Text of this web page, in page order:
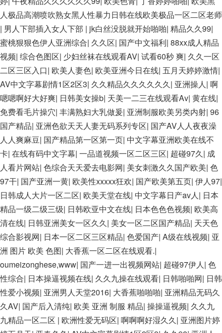
三州 欧美亚洲日韩不卡在线在线观看 亚洲色情小说电影综合区
99精品黄片 无码欧美毛片一区二区三 91超级国产视频 中文字幕
日韩有码天堂 婷婷五月天亚洲激情 国产迷奸清纯美女老师
www.99.com黄色片 欧美黄片精品一区二区三区 国产三级片久
久精品 亚洲依人大香蕉在线 国产欧美日韩成人三级 熟女精品视
频在线91Tv 婷婷七七久久激情五月天四色播 超碰caoporn91精
品 国产婷婷五月天缴情 中文字幕亚洲综合久久 亚洲成人中文有
码在线 啪啪啪欧美一区二区 国产乱伦日韩免费欧美 97激情人妻
小说 大香蕉日韩区欧美区 91亚洲国产成人久久蜜臀 欧美一级不
卡中文字幕 久久久久久久久久性生活电影 精品久久国产亚洲av
麻豆 五月天婷婷欧美成人 国产一区二区欧美情色 国产精品喷水
啪啪啪 成人av黄色大片 91国产精品原创人妻 国产精品夜色一区
二区三区 欧美午夜激情视频网 91在线视频综合精品 欧美日韩国
产精品一级 欧美系列黄片 亚洲色图三区视频 欧美一级网网 国产
黄色观看 91爽人人爽人人插人人爽 欧美日韩性爱视频网 日韩经
典AV在线观看 98久久精品骚逼一区二区三区 在线亚洲av图片
无码日韩逼紧 亚洲精品欧美二区三区中文字幕 蜜臀AV在线播放
一区二区三区 91新人国产在线播放 91艹久久久久久久久久久久
久久久久 久久三级视屏 日本天堂a在线 在线免费观看a黄片 人
妻熟人中文字幕一区二区 日韩熟妇91aBb 久久精品久久精品 欧
美91精品国产自产在线 日本黄色一区二区三区电影 丝袜人妻一
区二区三区网站 av中文一级字幕 亚洲成人小说综合网 欧美日韩
91在线 麻豆久久久91 夜夜操天天操人人操 国产91色图区 国产
性天天综合网 91孕妇一区二区三区精品 我要看亚洲黄色 一区不
人极品高潮喷吹熟女黑人性暴力日韩在线欧美极品一区二区老师
| 男人下部插入女人下部 | jk白丝没脱就开始啪啪| 精品久久99|
蜜桃狠狠色伊人亚洲综合| 久久区| 国产中文福利| 88xx成人精品
视频| 综合色图区| 少妇丝袜在线观看AV| 试看60秒 爽| 久久一区
二区三区入口| 欧美人妻色| 欧美亚洲今日在线| 五月天婷婷激情|
AV中文字幕剧情1区2区3| 久久精品久久久久久久| 亚洲操人| 啊
嗯嗯啊好大好爽| 日韩美女操b| 天美一二三在线观看Av| 黄在线|
免费看毛片操穴| 丰满熟妇大乳做爰| 亚洲制服欧美另类内射| 96
国产精品| 亚洲色欲天天人妻无码系列专区| 国产AV人人夜夜澡
人人爽麻豆| 国产精品第一区第一页| 中文字幕亚洲欧美在线不
卡| 在线有码中文字幕| 一品道视频一区二区三区| 超碰97久| 成
人看片网站| 色综合天天爱去电影网| 美女刺激久久国产欧美| 色
97干| 国产亚洲一黄| 欧美性xxxxx狂欢| 国产欧美第五页| 伊人97|
日韩成人大片一区二区| 欧美天堂在线| 中文字幕日产av人| 日本
精品一级二级三级| 日韩欧亚中文在线| 日本色色色视频| 欧美高
清在线| 日韩亚洲美女一区久久| 美女一区二区国产精品| 天天色
综合影视网| 日本一区二区三区精品| 色爱国产| A级在线视频| 亚
洲 图片 欧美 色图| 大香蕉一区二区在线观看.|
oumeizonghese,www| 国产一进一出视频网站| 超碰97伊人| 色
性综合| 日本操逼视频在线| 久久九操在线观看| 日韩啪啪网| 日韩
性爱小视频| 亚洲男人天堂2016| 大香蕉啪啪啪| 亚洲精品无码久
久AV| 国产后入清纯| 欧美 亚洲 制服 精品| 操操逼视频| 久久九
九精品一区二区 | 欧洲性爱无码区| 啊啊啊好湿久久| 亚洲图片婷